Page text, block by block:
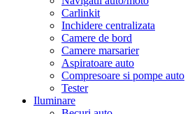
Carlinkit
Inchidere centralizata
Camere de bord
Camere marsarier
Aspiratoare auto
Compresoare si pompe auto
Tester
Iluminare